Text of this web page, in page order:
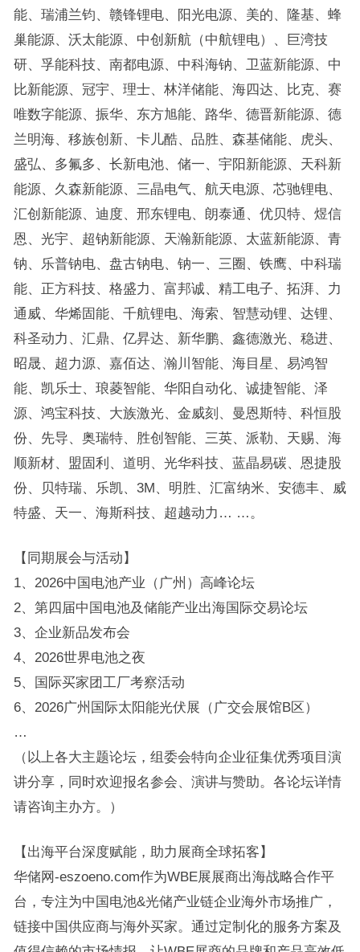
能、瑞浦兰钧、赣锋锂电、阳光电源、美的、隆基、蜂
巢能源、沃太能源、中创新航（中航锂电）、巨湾技
研、孚能科技、南都电源、中科海钠、卫蓝新能源、中
比新能源、冠宇、理士、林洋储能、海四达、比克、赛
唯数字能源、振华、东方旭能、路华、德晋新能源、德
兰明海、移族创新、卡儿酷、品胜、森基储能、虎头、
盛弘、多氟多、长新电池、储一、宇阳新能源、天科新
能源、久森新能源、三晶电气、航天电源、芯驰锂电、
汇创新能源、迪度、邢东锂电、朗泰通、优贝特、煜信
恩、光宇、超钠新能源、天瀚新能源、太蓝新能源、青
钠、乐普钠电、盘古钠电、钠一、三圈、铁鹰、中科瑞
能、正方科技、格盛力、富邦诚、精工电子、拓湃、力
通威、华烯固能、千航锂电、海索、智慧动锂、达锂、
科圣动力、汇鼎、亿昇达、新华鹏、鑫德激光、稳进、
昭晟、超力源、嘉佰达、瀚川智能、海目星、易鸿智
能、凯乐士、琅菱智能、华阳自动化、诚捷智能、泽
源、鸿宝科技、大族激光、金威刻、曼恩斯特、科恒股
份、先导、奥瑞特、胜创智能、三英、派勒、天赐、海
顺新材、盟固利、道明、光华科技、蓝晶易碳、恩捷股
份、贝特瑞、乐凯、3M、明胜、汇富纳米、安德丰、威
特盛、天一、海斯科技、超越动力… …。
【同期展会与活动】
1、2026中国电池产业（广州）高峰论坛
2、第四届中国电池及储能产业出海国际交易论坛
3、企业新品发布会
4、2026世界电池之夜
5、国际买家团工厂考察活动
6、2026广州国际太阳能光伏展（广交会展馆B区）
…
（以上各大主题论坛，组委会特向企业征集优秀项目演
讲分享，同时欢迎报名参会、演讲与赞助。各论坛详情
请咨询主办方。）
【出海平台深度赋能，助力展商全球拓客】
华储网-eszoeno.com作为WBE展展商出海战略合作平
台，专注为中国电池&光储产业链企业海外市场推广，
链接中国供应商与海外买家。通过定制化的服务方案及